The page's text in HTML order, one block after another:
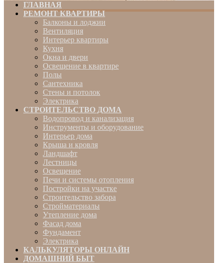
ГЛАВНАЯ
РЕМОНТ КВАРТИРЫ
Балконы и лоджии
Вентиляция
Интерьер квартиры
Кухня
Окна и двери
Освещение в квартире
Полы
Сантехника
Стены и потолок
Электрика
СТРОИТЕЛЬСТВО ДОМА
Водопровод и канализация
Инструменты и оборудование
Интерьер дома
Крыша и кровля
Ландшафт
Лестницы
Освещение
Печи и системы отопления
Постройки на участке
Строительство забора
Стройматериалы
Утепление дома
Фасад дома
Фундамент
Электрика
КАЛЬКУЛЯТОРЫ ОНЛАЙН
ДОМАШНИЙ БЫТ